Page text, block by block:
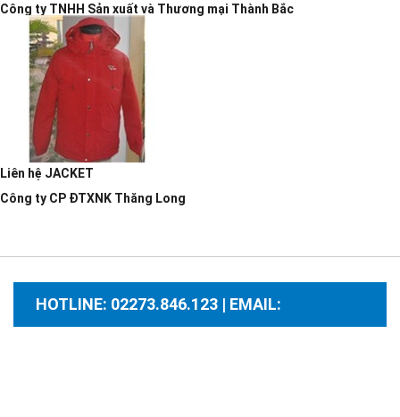
Công ty TNHH Sản xuất và Thương mại Thành Bắc
Liên hệ JACKET
Công ty CP ĐTXNK Thăng Long
HOTLINE: 02273.846.123 | EMAIL: